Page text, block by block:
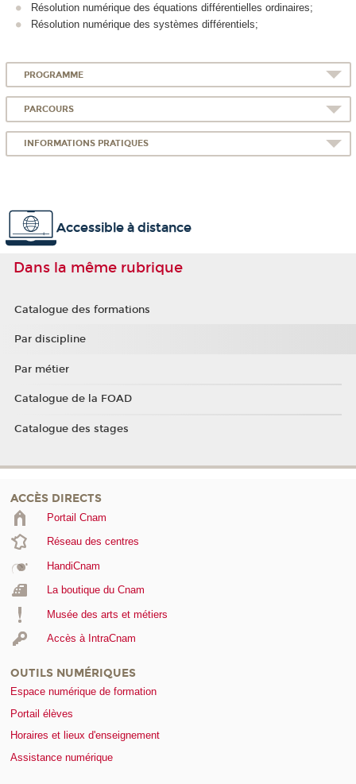
Résolution numérique des équations différentielles ordinaires;
Résolution numérique des systèmes différentiels;
PROGRAMME
PARCOURS
INFORMATIONS PRATIQUES
Accessible à distance
Dans la même rubrique
Catalogue des formations
Par discipline
Par métier
Catalogue de la FOAD
Catalogue des stages
ACCÈS DIRECTS
Portail Cnam
Réseau des centres
HandiCnam
La boutique du Cnam
Musée des arts et métiers
Accès à IntraCnam
OUTILS NUMÉRIQUES
Espace numérique de formation
Portail élèves
Horaires et lieux d'enseignement
Assistance numérique